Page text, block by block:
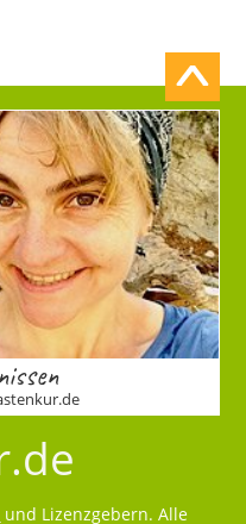
und Lizenzgebern. Alle